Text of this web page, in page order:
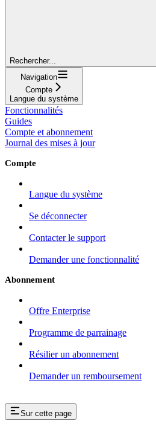
Rechercher...
Navigation
Compte
Langue du système
Fonctionnalités
Guides
Compte et abonnement
Journal des mises à jour
Compte
Langue du système
Se déconnecter
Contacter le support
Demander une fonctionnalité
Abonnement
Offre Enterprise
Programme de parrainage
Résilier un abonnement
Demander un remboursement
Sur cette page